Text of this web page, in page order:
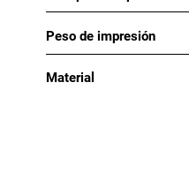
Peso de impresión
Material